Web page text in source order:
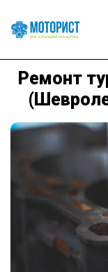
Ремонт